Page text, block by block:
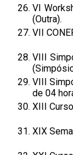
26. VI
(Outra).
27. VII
28. VIII
29. VIII
de 04
30. XIII
31. XIX